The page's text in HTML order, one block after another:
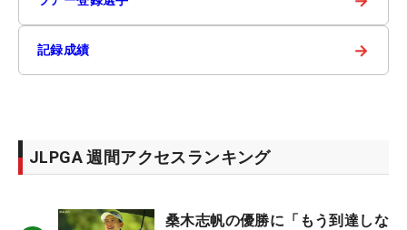
記録成績 →
JLPGA 週間アクセスランキング
桑木志帆の優勝に「もう到達しな